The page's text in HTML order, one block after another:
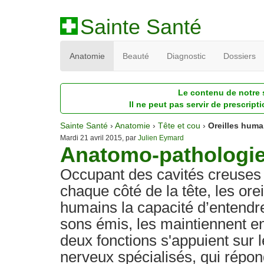
Sainte Santé
Anatomie Beauté Diagnostic Dossiers
Le contenu de notre
Il ne peut pas servir de
Sainte Santé › Anatomie › Tête et cou › Oreilles
Mardi 21 avril 2015, par Julien Eymard
Anatomo-
Occupant des cavités
chaque côté de la tête, les
humains la capacité
sons émis, les maintiennent
deux fonctions s'appuient sur
nerveux spécialisés, qui